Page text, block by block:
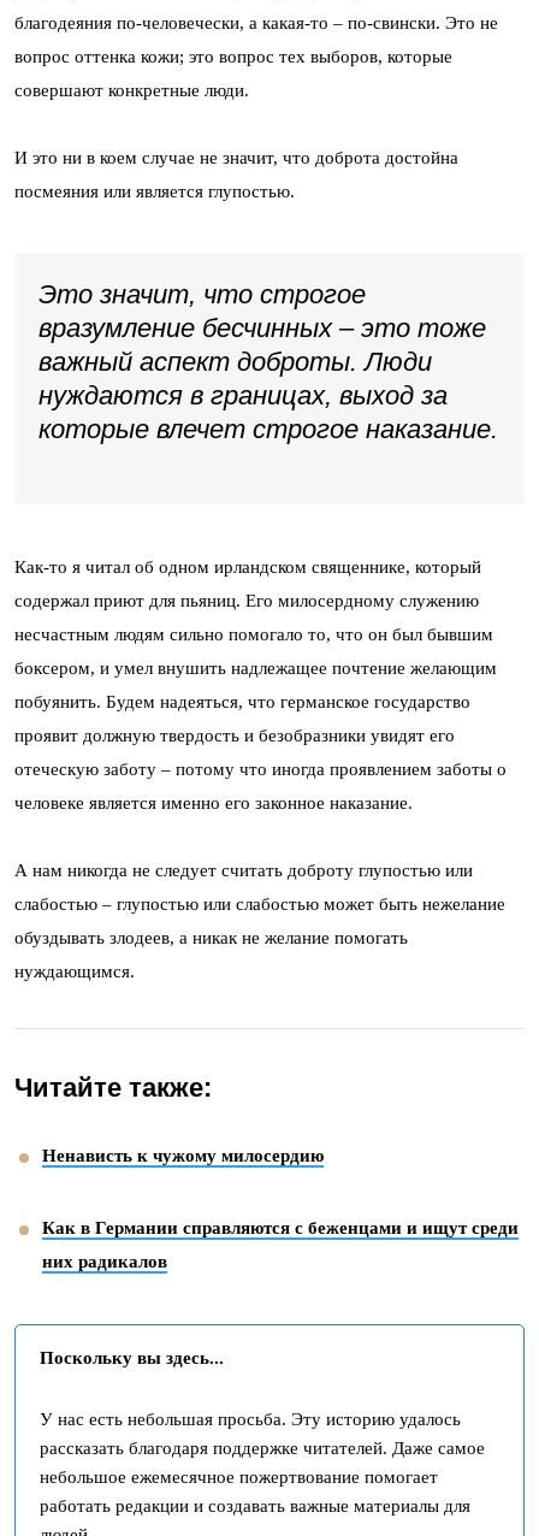
благодеяния по-человечески, а какая-то – по-свински. Это не
вопрос оттенка кожи; это вопрос тех выборов, которые
совершают конкретные люди.
И это ни в коем случае не значит, что доброта достойна
посмеяния или является глупостью.
Это значит, что строгое
вразумление бесчинных – это тоже
важный аспект доброты. Люди
нуждаются в границах, выход за
которые влечет строгое наказание.
Как-то я читал об одном ирландском священнике, который
содержал приют для пьяниц. Его милосердному служению
несчастным людям сильно помогало то, что он был бывшим
боксером, и умел внушить надлежащее почтение желающим
побуянить. Будем надеяться, что германское государство
проявит должную твердость и безобразники увидят его
отеческую заботу – потому что иногда проявлением заботы о
человеке является именно его законное наказание.
А нам никогда не следует считать доброту глупостью или
слабостью – глупостью или слабостью может быть нежелание
обуздывать злодеев, а никак не желание помогать
нуждающимся.
Читайте также:
Ненависть к чужому милосердию
Как в Германии справляются с беженцами и ищут среди
них радикалов
Поскольку вы здесь...
У нас есть небольшая просьба. Эту историю удалось
рассказать благодаря поддержке читателей. Даже самое
небольшое ежемесячное пожертвование помогает
работать редакции и создавать важные материалы для